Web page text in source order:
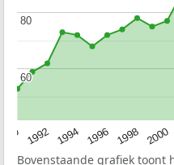
1992 1994 1996 1998 2000
60
60
80
80
Bovenstaande grafiek toont